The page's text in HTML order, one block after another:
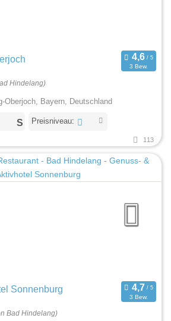
3 Bew.
Hindelang)
Oberjoch, Bayern, Deutschland
Preisniveau:
113
Sonnenburg
3 Bew.
Bad Hindelang)